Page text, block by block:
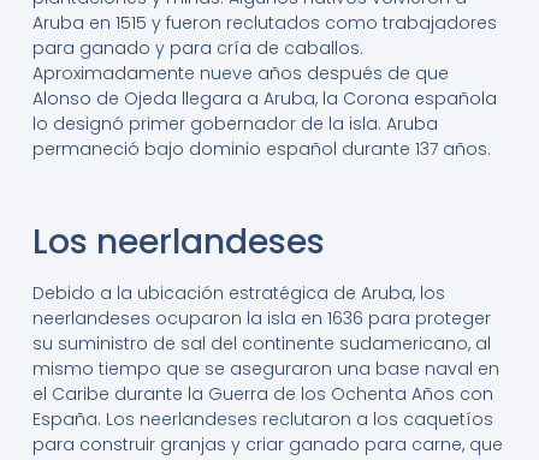
Aruba en 1515 y fueron reclutados como trabajadores
para ganado y para cría de caballos.
Aproximadamente nueve años después de que
Alonso de Ojeda llegara a Aruba, la Corona española
lo designó primer gobernador de la isla. Aruba
permaneció bajo dominio español durante 137 años.
Los neerlandeses
Debido a la ubicación estratégica de Aruba, los
neerlandeses ocuparon la isla en 1636 para proteger
su suministro de sal del continente sudamericano, al
mismo tiempo que se aseguraron una base naval en
el Caribe durante la Guerra de los Ochenta Años con
España. Los neerlandeses reclutaron a los caquetíos
para construir granjas y criar ganado para carne, que